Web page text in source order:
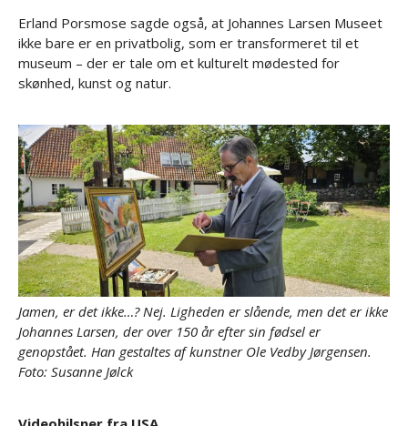
Erland Porsmose sagde også, at Johannes Larsen Museet
ikke bare er en privatbolig, som er transformeret til et
museum – der er tale om et kulturelt mødested for
skønhed, kunst og natur.
Jamen, er det ikke…? Nej. Ligheden er slående, men det er ikke
Johannes Larsen, der over 150 år efter sin fødsel er
genopstået. Han gestaltes af kunstner Ole Vedby Jørgensen.
Foto: Susanne Jølck